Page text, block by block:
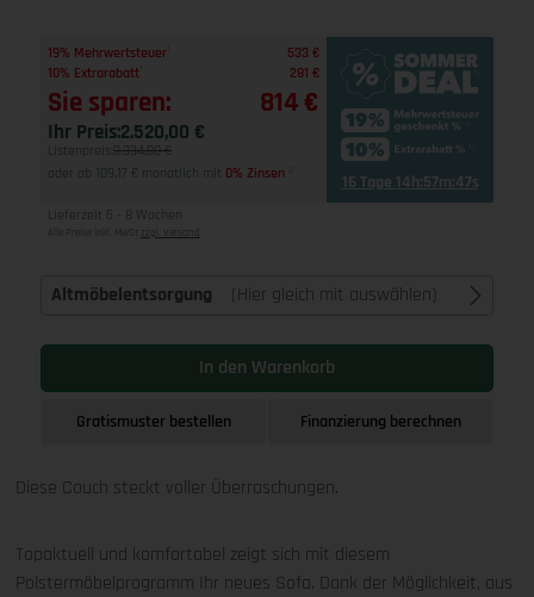
19% Mehrwertsteuer
533 €
10% Extrarabatt
281 €
Sie sparen: 814 €
Ihr Preis:2.520,00 €
Listenpreis: 3.334,00 €
oder ab 109,17 € monatlich mit 0% Zinsen 16 Tage 14h:57m:46s
Lieferzeit 6 - 8 Wochen
Alle Preise inkl. MwSt zzgl. Versand
Altmöbelentsorgung (Hier gleich mit auswählen)
In den Warenkorb
Gratismuster bestellen Finanzierung berechnen
Diese Couch steckt voller Überraschungen.
Topaktuell und komfortabel zeigt sich mit diesem
Polstermöbelprogramm Ihr neues Sofa. Dank der Möglichkeit, aus